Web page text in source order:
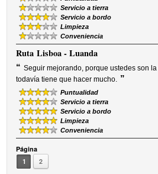
Servicio a tierra
Servicio a bordo
Limpieza
Conveniencia
RutaLisboa - Luanda
“ Seguir mejorando, porque ustedes son
todavía tiene que hacer mucho. ”
Puntualidad
Servicio a tierra
Servicio a bordo
Limpieza
Conveniencia
Página
1
2